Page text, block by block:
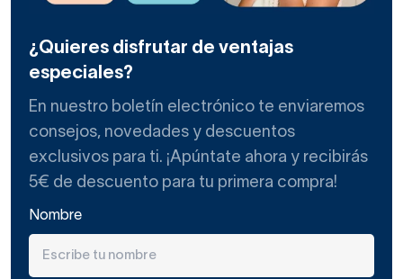
¿Quieres disfrutar de ventajas
especiales?
En nuestro boletín electrónico te enviaremos
consejos, novedades y descuentos
exclusivos para ti. ¡Apúntate ahora y recibirás
5€ de descuento para tu primera compra!
Nombre